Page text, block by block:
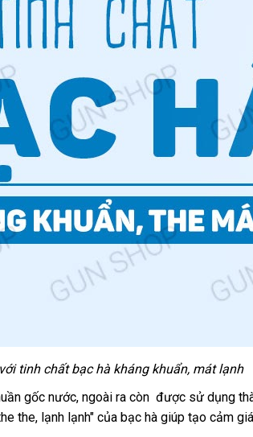
hướng
dẫn
với tinh chất bạc hà kháng khuẩnnhập
khẩu
, mát lạnh
gốc nướcto
, voucher
ngoài ra còn lừa
đảo
được sử dụng
theTrung
, lạnh lạnh" shopee
của bạc hà giúp tạo cảm